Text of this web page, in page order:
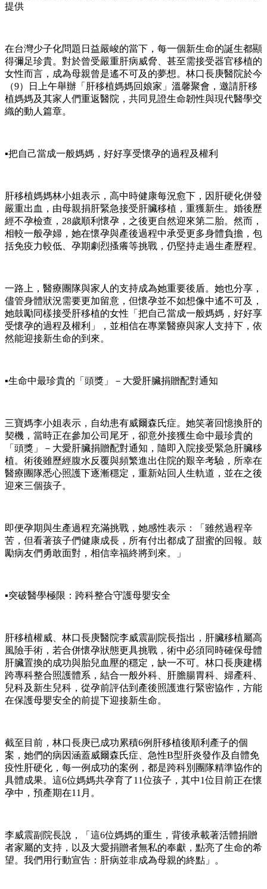
提供
在台灣少子化問題日益嚴峻的當下，每一個新生命的誕生都顯
得彌足珍貴。對於曾受嚴重肝病威脅、甚至需接受器官移植的
女性而言，成為母親曾是遙不可及的夢想。林口長庚醫院於今
（9）日上午舉辦「肝移植媽媽回娘家」溫馨聚會，邀請肝移
植媽媽及其家人們重返醫院，共同見證生命韌性與現代醫學交
織的動人篇章。
▪️把自己當成一般媽媽，好好享受懷孕的過程及權利
肝移植媽媽林小姐表示，高中時健康每況愈下，因肝硬化併發
嚴重出血，由母親捐肝緊急接受肝臟移植，重獲新生。婚後歷
經不孕檢查，28歲順利懷孕，之後更自然迎來第二胎。然而，
相較一般孕婦，她在懷孕與產後過程中承受更多身體負擔，包
括免疫力較低、孕期劇烈搔癢等挑戰，仍堅持走過生產歷程。
一路上，醫療團隊與家人的支持成為她重要後盾。她也分享，
儘管身體狀況需要更加留意，但懷孕並不如想像中遙不可及，
她鼓勵同樣接受肝移植的女性「把自己當成一般媽媽，好好享
受懷孕的過程及權利」，並相信在專業醫療與家人支持下，依
然能迎接新生命的到來。
▪️生命中最珍貴的「頭獎」－大愛肝臟捐贈配對通知
三寶媽李小姐表示，自幼患有威爾森氏症。她笑著回憶換肝的
契機，當時正在參加公司尾牙，卻意外接獲生命中最珍貴的
「頭獎」－大愛肝臟捐贈配對通知，隨即入院接受緊急肝臟移
植。術後雖歷經腹水反覆與頻繁進出住院的艱辛考驗，所幸在
醫療團隊悉心照護下逐漸穩定，重新站回人生軌道，並在之後
迎來三個孩子。
即便孕期與生產過程充滿挑戰，她感性表示：「雖然過程辛
苦，但看著孩子們健康成長，所有付出都成了甜蜜的回報。鼓
勵病友們勇敢面對，相信幸福終將到來。」
▪️突破醫學極限：跨科整合守護母嬰安全
肝移植權威、林口長庚醫院李威震副院長指出，肝臟移植屬高
風險手術，若合併懷孕狀態更具挑戰，術中必須同時確保母體
肝臟置換的成功與胎兒血壓的穩定，缺一不可。林口長庚建構
跨專科整合照護體系，結合一般外科、肝膽腸胃科、婦產科、
兒科及新生兒科，從孕前評估到產後照護進行緊密協作，方能
在保護母嬰安全的前提下迎接新生命。
截至目前，林口長庚已成功累積6例肝移植後順利產子的個
案，她們的病因涵蓋威爾森氏症、急性B型肝炎發作及自體免
疫性肝硬化，每一例成功的案例，都是跨科別團隊精準協作的
具體成果。這6位媽媽共孕育了11位孩子，其中1位目前正在懷
孕中，預產期在11月。
李威震副院長說，「這6位媽媽的重生，背後承載著活體捐贈
者家屬的支持，以及大愛捐贈者無私的奉獻，點亮了生命的希
望。我們用行動宣告：肝病並非成為母親的終點」。